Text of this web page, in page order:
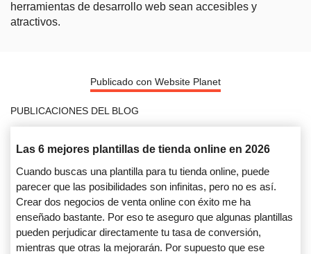
herramientas de desarrollo web sean accesibles y
atractivos.
Publicado con Website Planet
PUBLICACIONES DEL BLOG
Las 6 mejores plantillas de tienda online en 2026
Cuando buscas una plantilla para tu tienda online, puede
parecer que las posibilidades son infinitas, pero no es así.
Crear dos negocios de venta online con éxito me ha
enseñado bastante. Por eso te aseguro que algunas plantillas
pueden perjudicar directamente tu tasa de conversión,
mientras que otras la mejorarán. Por supuesto que ese